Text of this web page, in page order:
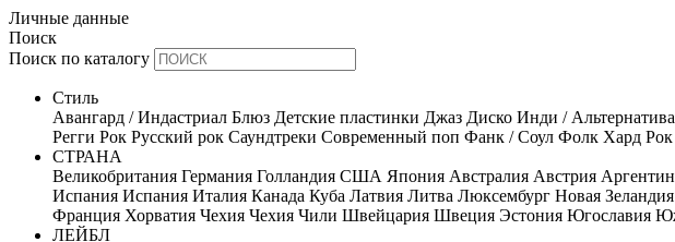
Личные данные
Поиск
Поиск по каталогу
Стиль
Авангард / Индастриал Блюз Детские пластинки Джаз Диско Инди / Альтернатива
Регги Рок Русский рок Саундтреки Современный поп Фанк / Соул Фолк Хард Рок
СТРАНА
Великобритания Германия Голландия США Япония Австралия Австрия
Испания Испания Италия Канада Куба Латвия Литва Люксембург Новая Зеландия
Франция Хорватия Чехия Чехия Чили Швейцария Швеция Эстония Югославия
ЛЕЙБЛ